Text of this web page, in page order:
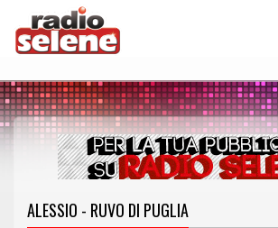
ALESSIO - RUVO DI PUGLIA